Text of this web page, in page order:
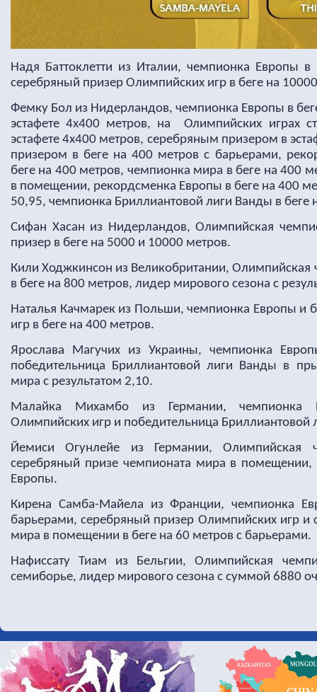
Надя Баттоклетти из Италии, чемпионка Европы
серебряный призер Олимпийских игр в беге на
Фемку Бол из Нидерландов, чемпионка Европы в
эстафете 4х400 метров, на Олимпийских играх
эстафете 4х400 метров, серебряным призером в
призером в беге на 400 метров с барьерами,
беге на 400 метров, чемпионка мира в беге на 400
в помещении, рекордсменка Европы в беге на 400
50,95, чемпионка Бриллиантовой лиги Ванды в беге
Сифан Хасан из Нидерландов, Олимпийская
призер в беге на 5000 и 10000 метров.
Кили Ходжкинсон из Великобритании,
в беге на 800 метров, лидер мирового сезона с
Наталья Качмарек из Польши, чемпионка Европы и
игр в беге на 400 метров.
Ярослава Магучих из Украины, чемпионка
победительница Бриллиантовой лиги Ванды в
мира с результатом 2,10.
Малайка Михамбо из Германии, чемпионка
Олимпийских игр и победительница
Йемиси Огунлейе из Германии, Олимпийская
серебряный призе чемпионата мира в помещении,
Европы.
Кирена Самба-Майела из Франции, чемпионка
барьерами, серебряный призер Олимпийских игр и
мира в помещении в беге на 60 метров с барьерами.
Нафиссату Тиам из Бельгии, Олимпийская
семиборье, лидер мирового сезона с суммой 6880